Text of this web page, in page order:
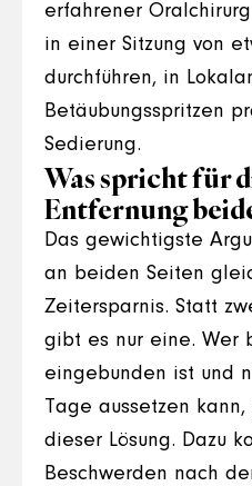
erfahrener
in einer Sitzung von
durchführen, in
Betäubungsspritzen
Sedierung.
Was spricht für
Entfernung
Das gewichtigste
an beiden Seiten
Zeitersparnis. Statt
gibt es nur eine. Wer
eingebunden ist und
Tage aussetzen
dieser Lösung. Dazu
Beschwerden nach